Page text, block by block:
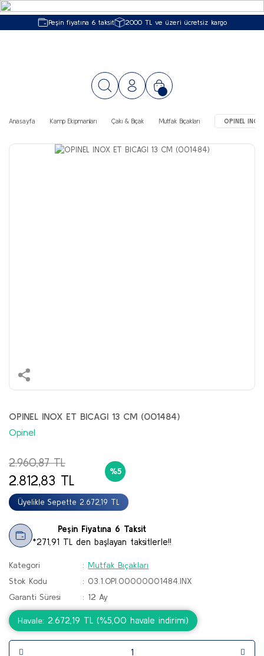
Peşin fiyatına 6 taksit 2000 TL ve üzeri ücretsiz kargo
Anasayfa Kamp Ekipmanları Çakı & Bıçak Mutfak Bıçakları OPINEL
OPINEL INOX ET BICAGI 13 CM (001484)
Opinel
2.960,87 TL
2.812,83 TL
Üyelikle Sepette 2.672,19 TL
%5
Peşin Fiyatına 6 Taksit
*271,91 TL den başlayan taksitlerle!!
Kategori
Mutfak Bıçakları
Stok Kodu
03.1.OPI.00000001484.INX
Garanti Süresi
12 Ay
Havale 2.672,19 TL (%5,00 havale indirimi)